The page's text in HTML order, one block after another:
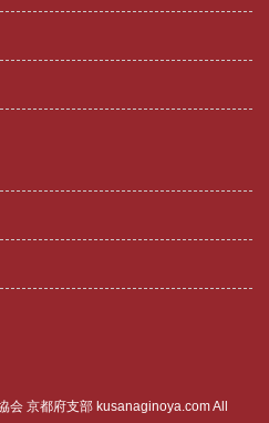
会 京都府支部 kusanaginoya.com All